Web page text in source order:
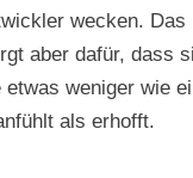
wecken. Das
aber dafür, dass
etwas weniger wie
als erhofft.